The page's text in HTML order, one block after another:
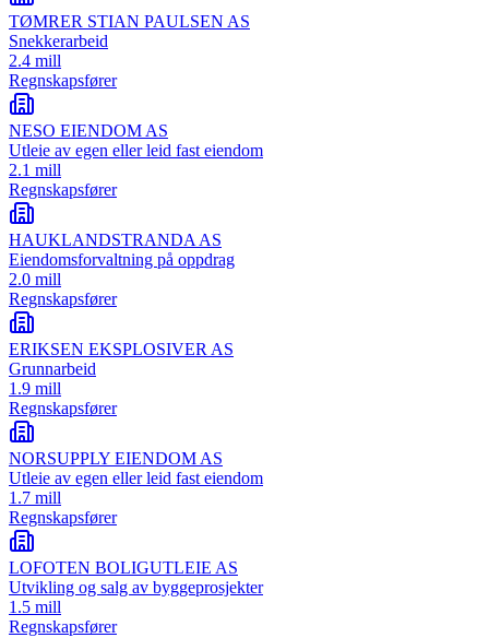
TØMRER STIAN PAULSEN AS
Snekkerarbeid
2.4 mill
Regnskapsfører
NESO EIENDOM AS
Utleie av egen eller leid fast eiendom
2.1 mill
Regnskapsfører
HAUKLANDSTRANDA AS
Eiendomsforvaltning på oppdrag
2.0 mill
Regnskapsfører
ERIKSEN EKSPLOSIVER AS
Grunnarbeid
1.9 mill
Regnskapsfører
NORSUPPLY EIENDOM AS
Utleie av egen eller leid fast eiendom
1.7 mill
Regnskapsfører
LOFOTEN BOLIGUTLEIE AS
Utvikling og salg av byggeprosjekter
1.5 mill
Regnskapsfører